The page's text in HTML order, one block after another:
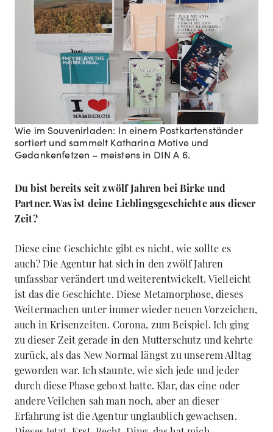
Wie im Souvenirladen: In einem Postkartenständer
sortiert und sammelt Katharina Motive und
Gedankenfetzen – meistens in DIN A 6.
Du bist bereits seit zwölf Jahren bei Birke und
Partner. Was ist deine Lieblingsgeschichte aus dieser
Zeit?
Diese eine Geschichte gibt es nicht, wie sollte es
auch? Die Agentur hat sich in den zwölf Jahren
unfassbar verändert und weiterentwickelt. Vielleicht
ist das die Geschichte. Diese Metamorphose, dieses
Weitermachen unter immer wieder neuen Vorzeichen,
auch in Krisenzeiten. Corona, zum Beispiel. Ich ging
zu dieser Zeit gerade in den Mutterschutz und kehrte
zurück, als das New Normal längst zu unserem Alltag
geworden war. Ich staunte, wie sich jede und jeder
durch diese Phase geboxt hatte. Klar, das eine oder
andere Veilchen sah man noch, aber an dieser
Erfahrung ist die Agentur unglaublich gewachsen.